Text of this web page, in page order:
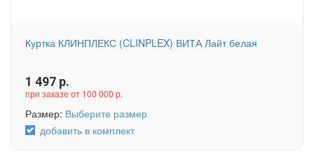
Куртка КЛИНПЛЕКС (CLINPLEX) ВИТА Лайт белая
1 497 р.
при заказе от 100 000 р.
Размер: Выберите размер
добавить в комплект